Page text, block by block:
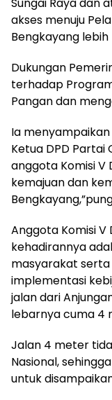
akses menuju
Bengkayang
Dukungan
terhadap
Pangan dan
Ia
Ketua DPD Partai
anggota Komisi V
kemajuan dan
Anggota Komisi V
kehadirannya
masyarakat
implementasi
jalan dari
lebarnya cuma 4
Jalan 4 meter
Nasional,
untuk